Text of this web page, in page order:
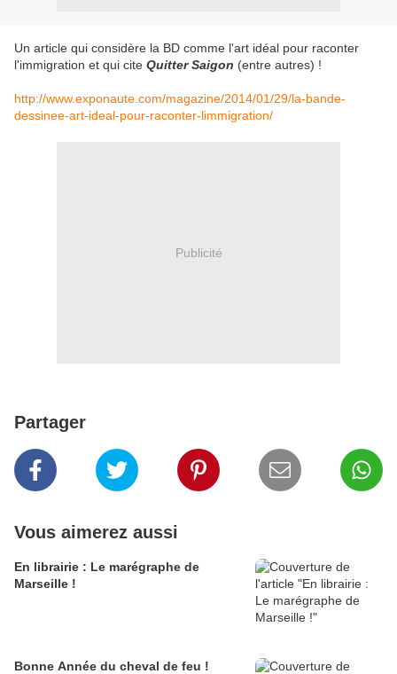
Un article qui considère la BD comme l'art idéal pour raconter
l'immigration et qui cite Quitter Saigon (entre autres) !
http://www.exponaute.com/magazine/2014/01/29/la-bande-
dessinee-art-ideal-pour-raconter-limmigration/
Publicité
Partager
Vous aimerez aussi
En librairie : Le marégraphe de
Marseille !
Bonne Année du cheval de feu !